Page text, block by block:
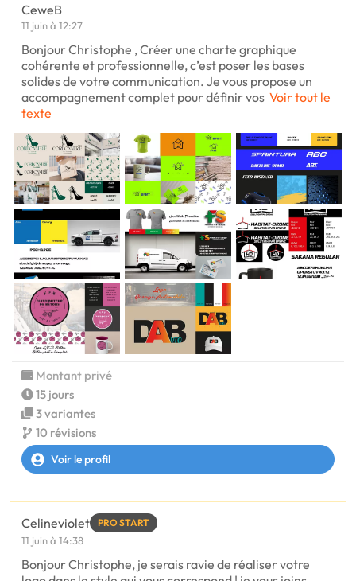
CeweB
11 juin à 12:27
Bonjour Christophe , Créer une charte graphique
cohérente et professionnelle, c’est poser les bases
solides de votre communication. Je vous propose un
accompagnement complet pour définir vos Voir tout le
texte
Montant privé
15 jours
3 variantes
10 révisions
Voir le profil
Celineviolet PRO START
11 juin à 14:38
Bonjour Christophe, je serais ravie de réaliser votre